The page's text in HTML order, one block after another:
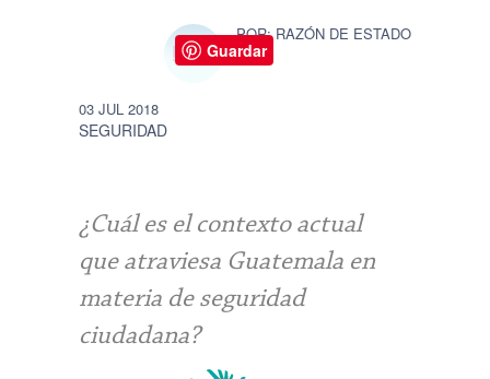
SEGURIDAD
RAZÓN DE ESTADO
03 JUL 2018
¿Cuál es el contexto actual
que atraviesa Guatemala en
materia de seguridad
ciudadana?
Guardar